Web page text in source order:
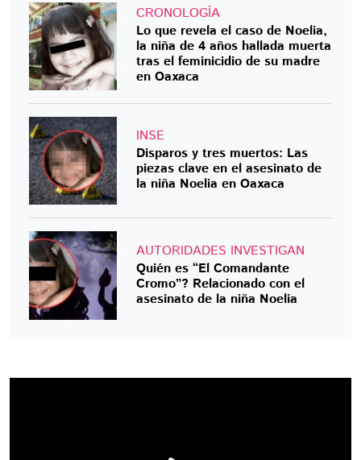
CRONOLOGÍA
Lo que revela el caso de Noelia,
la niña de 4 años hallada muerta
tras el feminicidio de su madre
en Oaxaca
INSE
Disparos y tres muertos: Las
piezas clave en el asesinato de
la niña Noelia en Oaxaca
AUTORIDADES INVESTIGAN
Quién es “El Comandante
Cromo”? Relacionado con el
asesinato de la niña Noelia